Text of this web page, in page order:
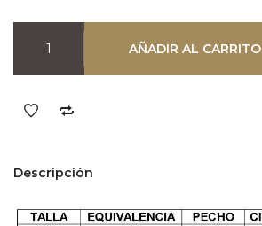
AÑADIR AL CARRITO
Descripción